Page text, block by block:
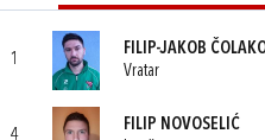
1
FILIP-JAKOB
Vratar
4
FILIP NOVOSELIĆ